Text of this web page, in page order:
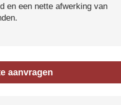
en een nette afwerking van
aanvragen